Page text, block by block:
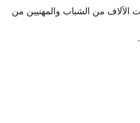
الآلاف من الشباب والمهنيين من